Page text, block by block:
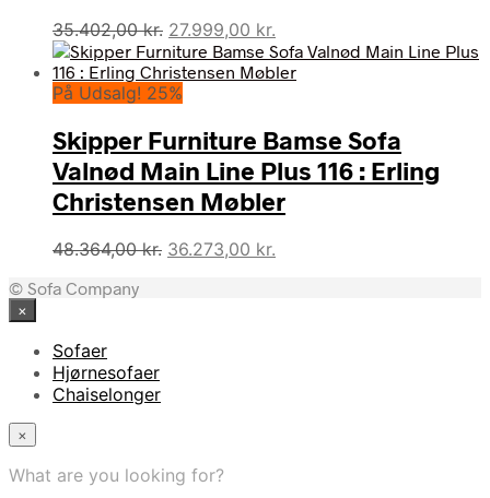
35.402,00kr. Den
oprindelige
pris
var:
27.999,00 kr.
aktuelle
pris
På Udsalg! 25%
Skipper Furniture Bamse Sofa
Valnød Main Line Plus 116 : Erling
Christensen Møbler
48.364,00kr. Den
36.273,00 kr.
© Sofa Company
×
Sofaer
Hjørnesofaer
Chaiselonger
×
What are you looking for?